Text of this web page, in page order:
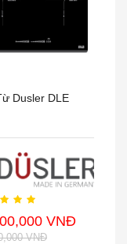
Dusler DLE
VNĐ
VNĐ